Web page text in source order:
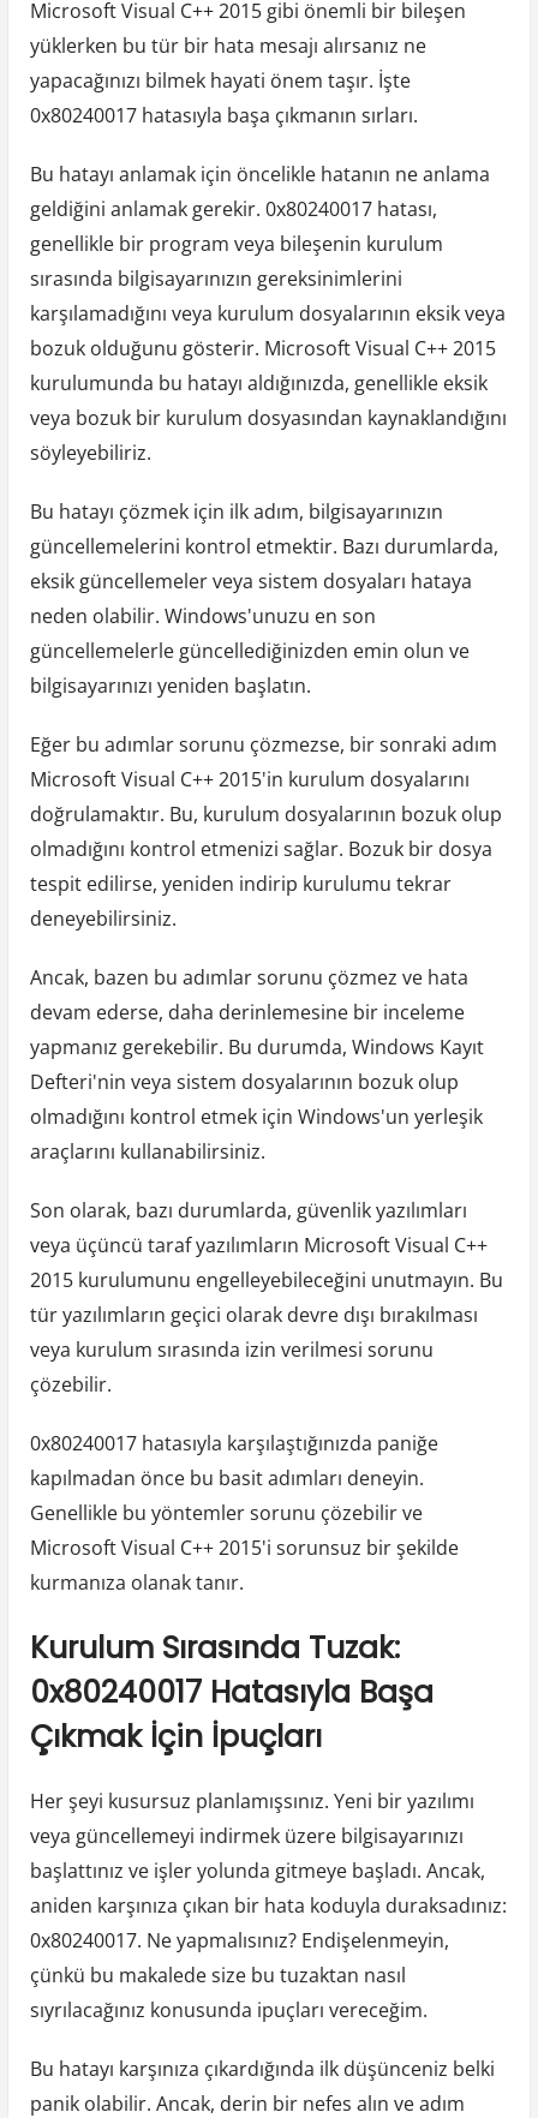
Microsoft Visual C++ 2015 gibi önemli bir bileşen
yüklerken bu tür bir hata mesajı alırsanız ne
yapacağınızı bilmek hayati önem taşır. İşte
0x80240017 hatasıyla başa çıkmanın sırları.
Bu hatayı anlamak için öncelikle hatanın ne anlama
geldiğini anlamak gerekir. 0x80240017 hatası,
genellikle bir program veya bileşenin kurulum
sırasında bilgisayarınızın gereksinimlerini
karşılamadığını veya kurulum dosyalarının eksik veya
bozuk olduğunu gösterir. Microsoft Visual C++ 2015
kurulumunda bu hatayı aldığınızda, genellikle eksik
veya bozuk bir kurulum dosyasından kaynaklandığını
söyleyebiliriz.
Bu hatayı çözmek için ilk adım, bilgisayarınızın
güncellemelerini kontrol etmektir. Bazı durumlarda,
eksik güncellemeler veya sistem dosyaları hataya
neden olabilir. Windows'unuzu en son
güncellemelerle güncellediğinizden emin olun ve
bilgisayarınızı yeniden başlatın.
Eğer bu adımlar sorunu çözmezse, bir sonraki adım
Microsoft Visual C++ 2015'in kurulum dosyalarını
doğrulamaktır. Bu, kurulum dosyalarının bozuk olup
olmadığını kontrol etmenizi sağlar. Bozuk bir dosya
tespit edilirse, yeniden indirip kurulumu tekrar
deneyebilirsiniz.
Ancak, bazen bu adımlar sorunu çözmez ve hata
devam ederse, daha derinlemesine bir inceleme
yapmanız gerekebilir. Bu durumda, Windows Kayıt
Defteri'nin veya sistem dosyalarının bozuk olup
olmadığını kontrol etmek için Windows'un yerleşik
araçlarını kullanabilirsiniz.
Son olarak, bazı durumlarda, güvenlik yazılımları
veya üçüncü taraf yazılımların Microsoft Visual C++
2015 kurulumunu engelleyebileceğini unutmayın. Bu
tür yazılımların geçici olarak devre dışı bırakılması
veya kurulum sırasında izin verilmesi sorunu
çözebilir.
0x80240017 hatasıyla karşılaştığınızda paniğe
kapılmadan önce bu basit adımları deneyin.
Genellikle bu yöntemler sorunu çözebilir ve
Microsoft Visual C++ 2015'i sorunsuz bir şekilde
kurmanıza olanak tanır.
Kurulum Sırasında Tuzak:
0x80240017 Hatasıyla Başa
Çıkmak İçin İpuçları
Her şeyi kusursuz planlamışsınız. Yeni bir yazılımı
veya güncellemeyi indirmek üzere bilgisayarınızı
başlattınız ve işler yolunda gitmeye başladı. Ancak,
aniden karşınıza çıkan bir hata koduyla duraksadınız:
0x80240017. Ne yapmalısınız? Endişelenmeyin,
çünkü bu makalede size bu tuzaktan nasıl
sıyrılacağınız konusunda ipuçları vereceğim.
Bu hatayı karşınıza çıkardığında ilk düşünceniz belki
panik olabilir. Ancak, derin bir nefes alın ve adım